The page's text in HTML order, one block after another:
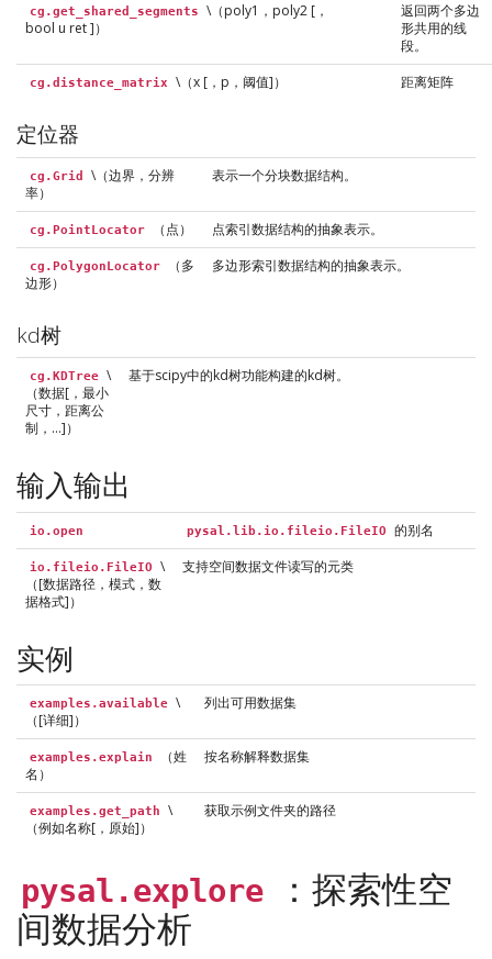
cg.get_shared_segments
\（poly1，poly2 [，
bool u ret ]）
返回两个多边
形共用的线
段。
cg.distance_matrix \（x [，p，阈值]） 距离矩阵
定位器
cg.Grid
\（边界，分辨
率）
表示一个分块数据结构。
cg.PointLocator （点） 点索引数据结构的抽象表示。
cg.PolygonLocator
（多
边形）
多边形索引数据结构的抽象表示。
kd树
cg.KDTree \
（数据[，最小
尺寸，距离公
制，…]）
基于scipy中的kd树功能构建的kd树。
输入输出
io.open pysal.lib.io.fileio.FileIO 的别名
io.fileio.FileIO
\
（[数据路径，模式，数
据格式]）
支持空间数据文件读写的元类
实例
examples.available \
（[详细]）
列出可用数据集
examples.explain
（姓
名）
按名称解释数据集
examples.get_path
\
（例如名称[，原始]）
获取示例文件夹的路径
pysal.explore
：探索性空
间数据分析